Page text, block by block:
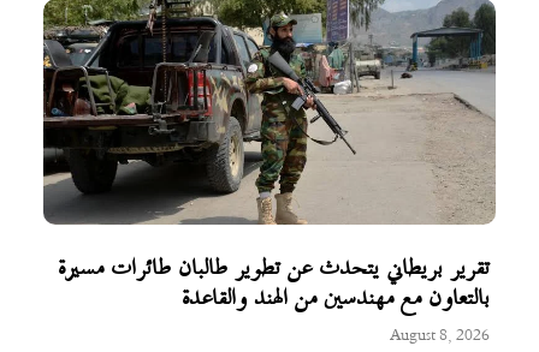
تقرير بريطاني يتحدث عن تطوير طالبان طائرات مسيرة
بالتعاون مع مهندسين من الهند والقاعدة
August 8, 2026